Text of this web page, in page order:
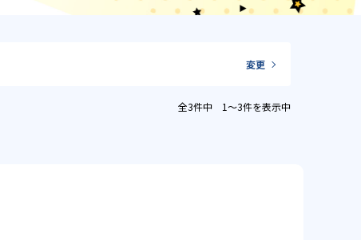
変更
全3件中 1〜3件を表示中